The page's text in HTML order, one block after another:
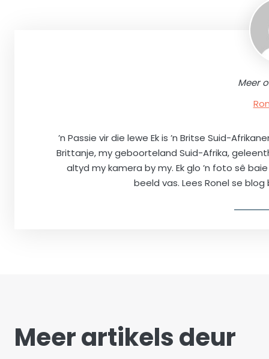
Meer
’n Passie vir die lewe Ek is ’n Britse Suid-
Brittanje, my geboorteland Suid-Afrika,
altyd my kamera by my. Ek glo ’n foto sê
beeld vas. Lees Ronel se
Meer artikels deur